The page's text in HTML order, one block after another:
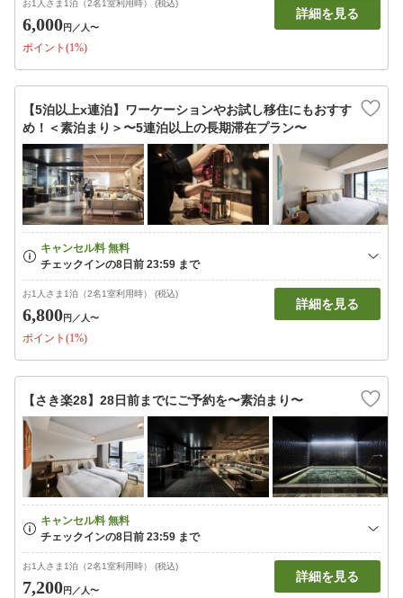
お1人さま1泊（2名1室利用時） (税込)
6,000円 ／人〜
ポイント(1%)
詳細を見る
【5泊以上x連泊】ワーケーションやお試し移住にもおすす
め！＜素泊まり＞〜5連泊以上の長期滞在プラン〜
お1人さま1泊（2名1室利用時） (税込)
6,800円 ／人〜
ポイント(1%)
詳細を見る
【さき楽28】28日前までにご予約を〜素泊まり〜
お1人さま1泊（2名1室利用時） (税込)
7,200円 ／人〜
詳細を見る